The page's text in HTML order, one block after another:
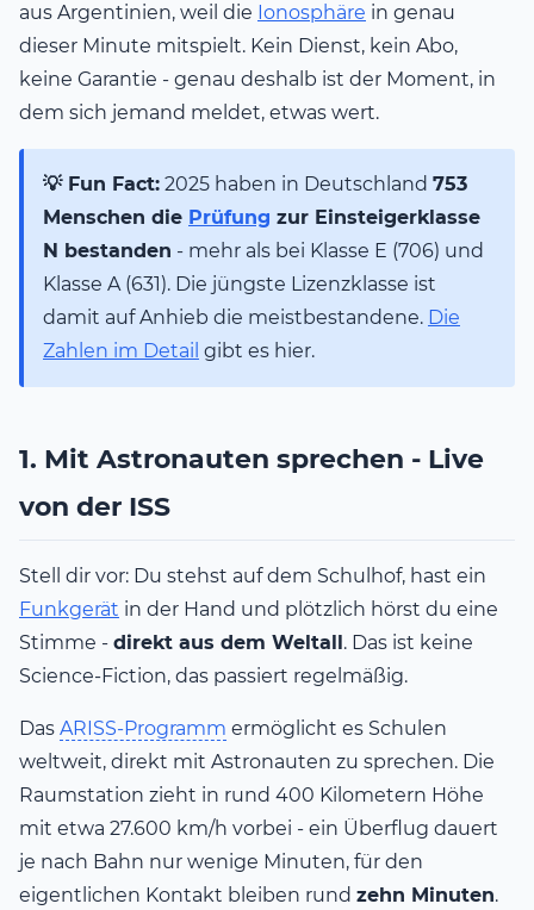
aus Argentinien, weil die Ionosphäre in genau
dieser Minute mitspielt. Kein Dienst, kein Abo,
keine Garantie - genau deshalb ist der Moment, in
dem sich jemand meldet, etwas wert.
💡 Fun Fact: 2025 haben in Deutschland 753
Menschen die Prüfung zur Einsteigerklasse
N bestanden - mehr als bei Klasse E (706) und
Klasse A (631). Die jüngste Lizenzklasse ist
damit auf Anhieb die meistbestandene. Die
Zahlen im Detail gibt es hier.
1. Mit Astronauten sprechen - Live
von der ISS
Stell dir vor: Du stehst auf dem Schulhof, hast ein
Funkgerät in der Hand und plötzlich hörst du eine
Stimme - direkt aus dem Weltall . Das ist keine
Science-Fiction, das passiert regelmäßig.
Das ARISS-Programm ermöglicht es Schulen
weltweit, direkt mit Astronauten zu sprechen. Die
Raumstation zieht in rund 400 Kilometern Höhe
mit etwa 27.600 km/h vorbei - ein Überflug dauert
je nach Bahn nur wenige Minuten, für den
eigentlichen Kontakt bleiben rund zehn Minuten.